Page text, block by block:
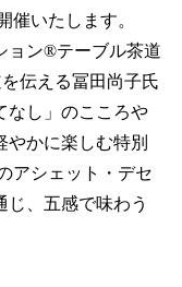
催いたします。
ョン®︎テーブル茶道
伝える冨田尚子氏
なし」のこころや
かに楽しむ特別
アシェット・デセ
じ、五感で味わう